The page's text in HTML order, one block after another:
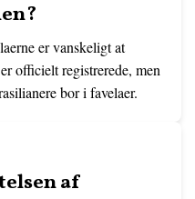
er vanskeligt at
officielt registrerede, men
bor i favelaer.
af